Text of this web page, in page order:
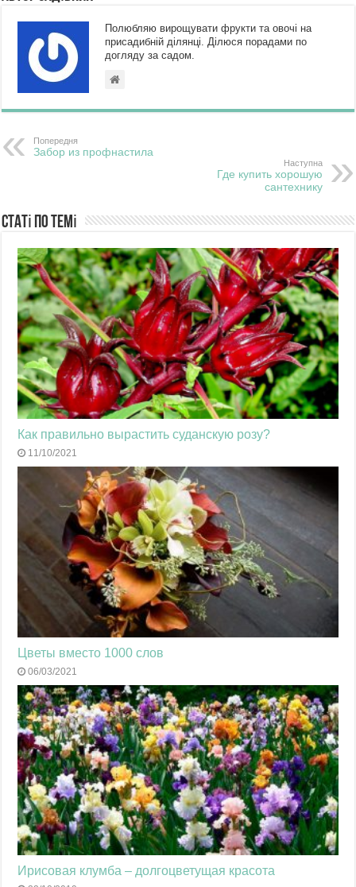
Полюбляю вирощувати фрукти та овочі на
присадибній ділянці. Ділюся порадами по
догляду за садом.
Попередня
Забор из профнастила
Наступна
Где купить хорошую
сантехнику
Статі по темі
Как правильно вырастить суданскую розу?
11/10/2021
Цветы вместо 1000 слов
06/03/2021
Ирисовая клумба – долгоцветущая красота